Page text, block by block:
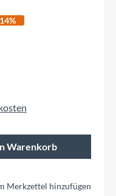
gewünschten
Warenkorb
Merkzettel hinzufügen